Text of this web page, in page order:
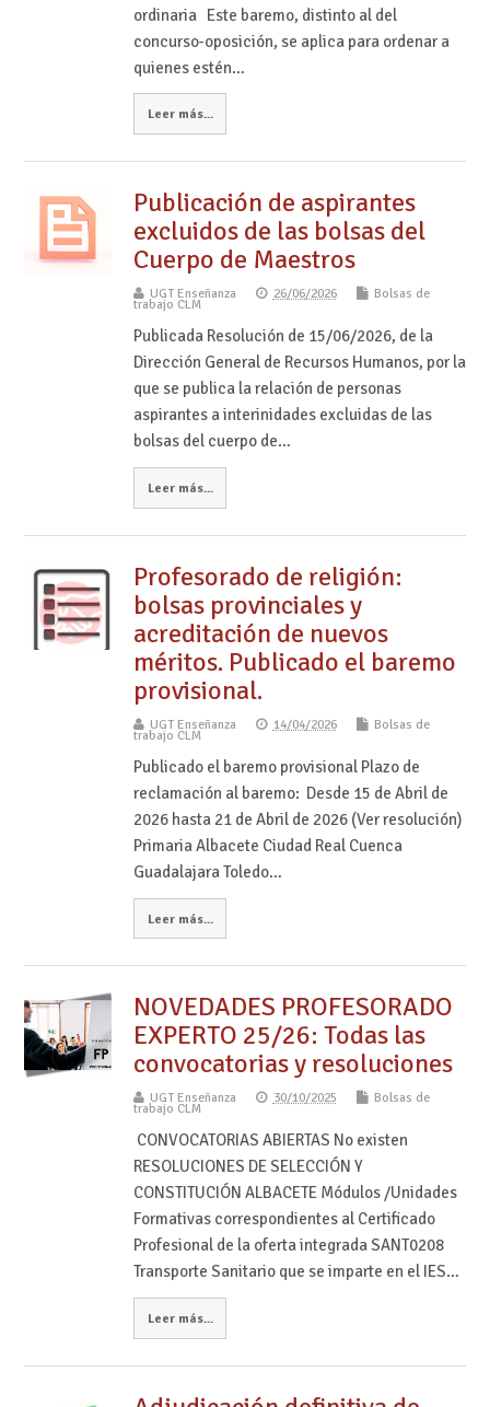
ordinaria Este baremo, distinto al del
concurso-oposición, se aplica para ordenar a
quienes estén…
Leer más...
Publicación de aspirantes
excluidos de las bolsas del
Cuerpo de Maestros
UGT Enseñanza 26/06/2026 Bolsas de
trabajo CLM
Publicada Resolución de 15/06/2026, de la
Dirección General de Recursos Humanos, por la
que se publica la relación de personas
aspirantes a interinidades excluidas de las
bolsas del cuerpo de…
Leer más...
Profesorado de religión:
bolsas provinciales y
acreditación de nuevos
méritos. Publicado el baremo
provisional.
UGT Enseñanza 14/04/2026 Bolsas de
trabajo CLM
Publicado el baremo provisional Plazo de
reclamación al baremo: Desde 15 de Abril de
2026 hasta 21 de Abril de 2026 (Ver resolución)
Primaria Albacete Ciudad Real Cuenca
Guadalajara Toledo…
Leer más...
NOVEDADES PROFESORADO
EXPERTO 25/26: Todas las
convocatorias y resoluciones
UGT Enseñanza 30/10/2025 Bolsas de
trabajo CLM
CONVOCATORIAS ABIERTAS No existen
RESOLUCIONES DE SELECCIÓN Y
CONSTITUCIÓN ALBACETE Módulos /Unidades
Formativas correspondientes al Certificado
Profesional de la oferta integrada SANT0208
Transporte Sanitario que se imparte en el IES…
Leer más...